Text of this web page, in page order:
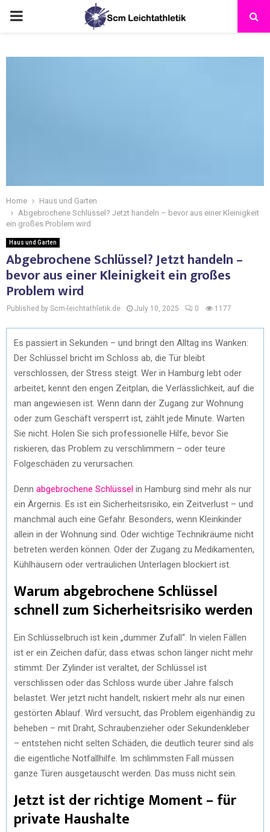
Home
Haus und Garten
Abgebrochene Schlüssel? Jetzt handeln – bevor aus einer Kleinigkeit
ein großes Problem wird
Haus und Garten
Abgebrochene Schlüssel? Jetzt handeln –
bevor aus einer Kleinigkeit ein großes
Problem wird
Published by Scm-leichtathletik.de July 10, 2025 0 1177
Es passiert in Sekunden – und bringt den Alltag ins Wanken:
Der Schlüssel bricht im Schloss ab, die Tür bleibt
verschlossen, der Stress steigt. Wer in Hamburg lebt oder
arbeitet, kennt den engen Zeitplan, die Verlässlichkeit, auf die
man angewiesen ist. Wenn dann der Zugang zur Wohnung
oder zum Geschäft versperrt ist, zählt jede Minute. Warten
Sie nicht. Holen Sie sich professionelle Hilfe, bevor Sie
riskieren, das Problem zu verschlimmern – oder teure
Folgeschäden zu verursachen.
Denn abgebrochene Schlüssel in Hamburg sind mehr als nur
ein Ärgernis. Es ist ein Sicherheitsrisiko, ein Zeitverlust – und
manchmal auch eine Gefahr. Besonders, wenn Kleinkinder
allein in der Wohnung sind. Oder wichtige Technikräume nicht
betreten werden können. Oder der Zugang zu Medikamenten,
Kühlhäusern oder vertraulichen Unterlagen blockiert ist.
Warum abgebrochene Schlüssel
schnell zum Sicherheitsrisiko werden
Ein Schlüsselbruch ist kein „dummer Zufall“. In vielen Fällen
ist er ein Zeichen dafür, dass etwas schon länger nicht mehr
stimmt: Der Zylinder ist veraltet, der Schlüssel ist
verschlissen oder das Schloss wurde über Jahre falsch
belastet. Wer jetzt nicht handelt, riskiert mehr als nur einen
gestörten Ablauf. Wird versucht, das Problem eigenhändig zu
beheben – mit Draht, Schraubenzieher oder Sekundenkleber
– entstehen nicht selten Schäden, die deutlich teurer sind als
die eigentliche Notfallhilfe. Im schlimmsten Fall müssen
ganze Türen ausgetauscht werden. Das muss nicht sein.
Jetzt ist der richtige Moment – für
private Haushalte